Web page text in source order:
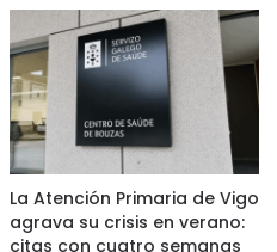
La Atención Primaria de Vigo
agrava su crisis en verano:
citas con cuatro semanas